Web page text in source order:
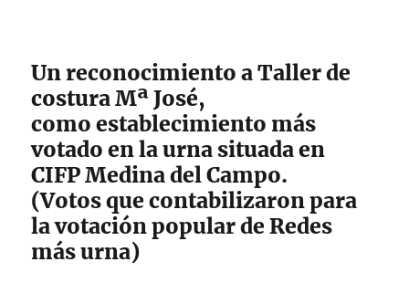
Un reconocimiento a Taller de
costura Mª José,
como establecimiento más
votado en la urna situada en
CIFP Medina del Campo.
(Votos que contabilizaron para
la votación popular de Redes
más urna)